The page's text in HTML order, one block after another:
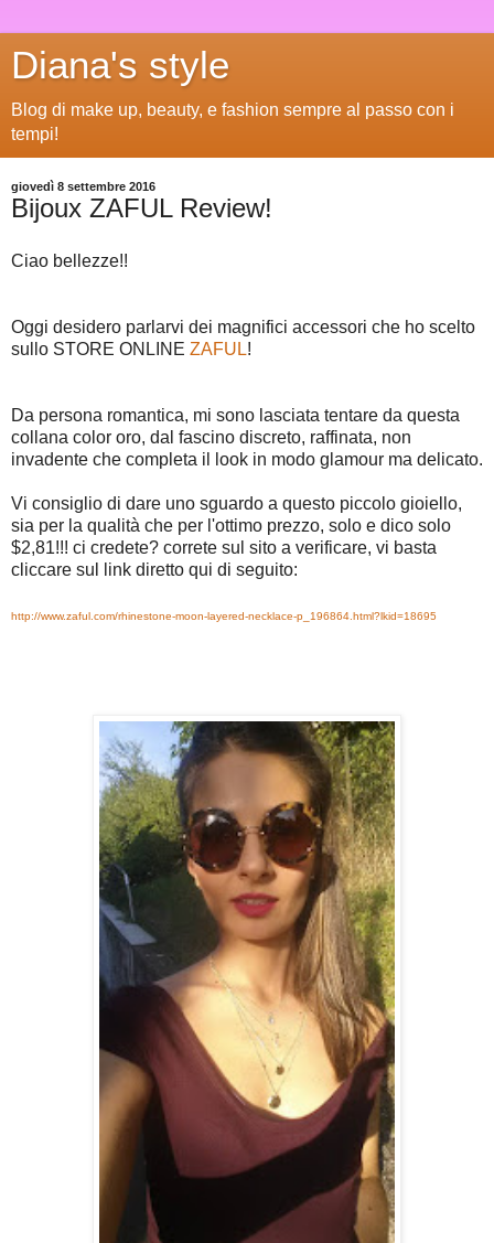
Diana's style
Blog di make up, beauty, e fashion sempre al passo con i
tempi!
giovedì 8 settembre 2016
Bijoux ZAFUL Review!
Ciao bellezze!!
Oggi desidero parlarvi dei magnifici accessori che ho scelto
sullo STORE ONLINE ZAFUL!
Da persona romantica, mi sono lasciata tentare da questa
collana color oro, dal fascino discreto, raffinata, non
invadente che completa il look in modo glamour ma delicato.
Vi consiglio di dare uno sguardo a questo piccolo gioiello,
sia per la qualità che per l'ottimo prezzo, solo e dico solo
$2,81!!! ci credete? correte sul sito a verificare, vi basta
cliccare sul link diretto qui di seguito:
http://www.zaful.com/rhinestone-moon-layered-necklace-p_196864.html?lkid=18695